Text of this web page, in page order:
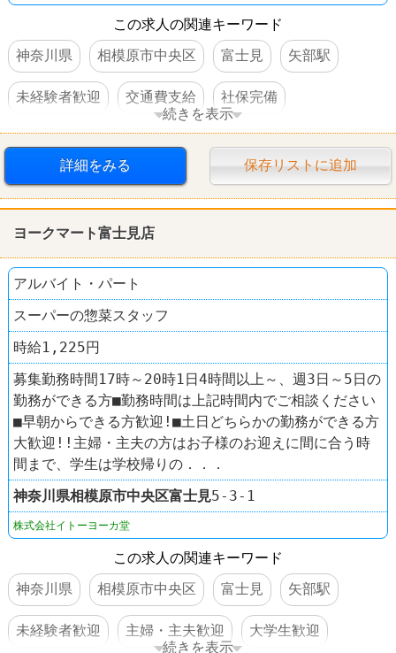
この求人の関連キーワード
神奈川県
相模原市中央区 富士見 矢部駅
未経験者歓迎 交通費支給 社保完備
車・バイク通勤可 オープニングスタッフ
続きを表示
詳細をみる 保存リストに追加
ヨークマート富士見店
アルバイト・パート
スーパーの惣菜スタッフ
時給1,225円
募集勤務時間17時～20時1日4時間以上～、週3日～5日の
勤務ができる方■勤務時間は上記時間内でご相談ください
■早朝からできる方歓迎!■土日どちらかの勤務ができる方
大歓迎!!主婦・主夫の方はお子様のお迎えに間に合う時
間まで、学生は学校帰りの．．．
神奈川県相模原市中央区富士見5-3-1
株式会社イトーヨーカ堂
この求人の関連キーワード
神奈川県
相模原市中央区 富士見 矢部駅
未経験者歓迎 主婦・主夫歓迎
大学生歓迎
続きを表示